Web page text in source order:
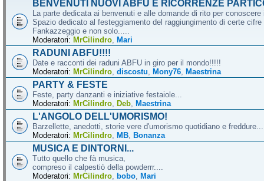
BENVENUTI NUOVI ABFU E RICORRENZE
La parte dedicata ai benvenuti e alle domande di rito per
Spazio dedicato al festeggiamento del raggiungimento di certe cifre
Fankazzeggio e non solo.....
Moderatori: MrCilindro Mari
RADUNI ABFU!!!!
Date e racconti dei raduni ABFU in giro per il mondo!!!!!
Moderatori: MrCilindro discostu Mony76 Maestrina
PARTY & FESTE
Feste, party danzanti e iniziative festaiole...
Moderatori: MrCilindro Deb Maestrina
L'ANGOLO DELL'UMORISMO!
Barzellette, anedotti, storie vere d'umorismo quotidiano e
Moderatori: MrCilindro MB Bonanza
MUSICA E DINTORNI...
Tutto quello che fà musica,
compreso il calpestiò della powderrr....
Moderatori: MrCilindro bobo Mari